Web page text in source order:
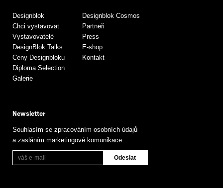
Designblok
Chci vystavovat
Vystavovatelé
DesignBlok Talks
Ceny Designbloku
Diploma Selection
Galerie
Designblok Cosmos
Partneři
Press
E-shop
Kontakt
Newsletter
Souhlasím se zpracováním osobních údajů
a zasláním marketingové komunikace.